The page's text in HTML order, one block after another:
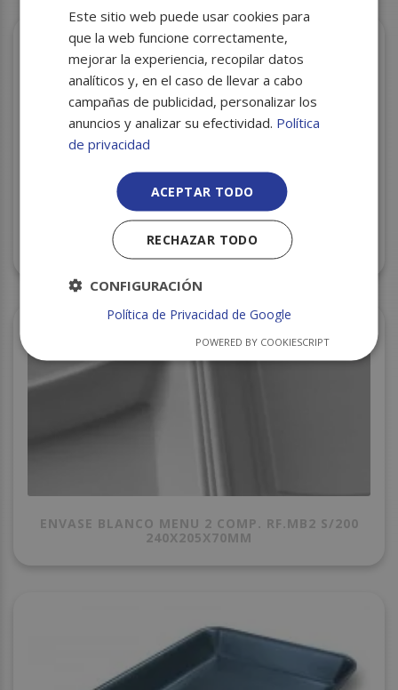
ENVASE BLANCO MENU 3 COMP. RF.MB3 S/200
240X205X70MM
ENVASE BLANCO MENU 2 COMP. RF.MB2 S/200
240X205X70MM
Este sitio web puede usar cookies para
que la web funcione correctamente,
mejorar la experiencia, recopilar datos
analíticos y, en el caso de llevar a cabo
campañas de publicidad, personalizar los
anuncios y analizar su efectividad. Política
de privacidad
ACEPTAR TODO
RECHAZAR TODO
CONFIGURACIÓN
Política de Privacidad de Google
POWERED BY COOKIESCRIPT